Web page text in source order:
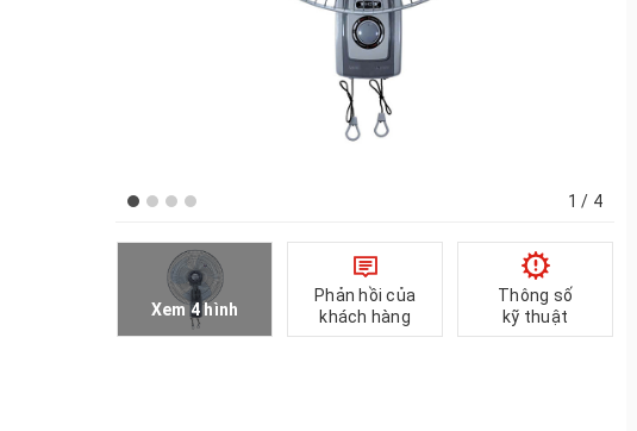
1 / 4
Xem 4 hình
Phản hồi của
khách hàng
Thông số
kỹ thuật